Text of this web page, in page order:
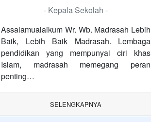
- Kepala Sekolah -
Assalamualaikum Wr. Wb. Madrasah Lebih
Baik, Lebih Baik Madrasah. Lembaga
pendidikan yang mempunyai ciri khas
Islam, madrasah memegang peran
penting…
SELENGKAPNYA